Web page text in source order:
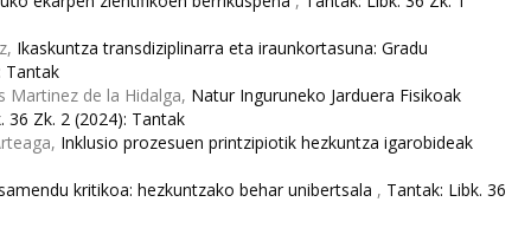
Ikaskuntza transdiziplinarra eta iraunkortasuna: Gradu
Tantak
Martinez de la Hidalga, Natur Inguruneko Jarduera Fisikoak
36 Zk. 2 (2024): Tantak
Inklusio prozesuen printzipiotik hezkuntza igarobideak
kritikoa: hezkuntzako behar unibertsala , Tantak: Libk. 36